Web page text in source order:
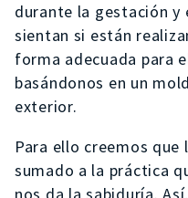
durante la gestación y
sientan si están
forma adecuada para
basándonos en un
exterior.
Para ello creemos
sumado a la práctica